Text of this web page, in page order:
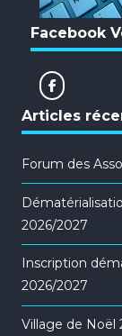
Facebook
Articles
Forum des
2026/2027
Inscription
2026/2027
Village de Noël